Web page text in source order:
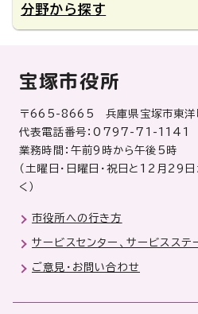
分野から探す
宝塚市役所
〒665-8665 兵庫県宝塚市東洋
代表電話番号：0797-71-1141
業務時間：午前9時から午後5時
（土曜日・日曜日・祝日と12月29
く）
市役所への行き方
サービスセンター、サービスステ
ご意見・お問い合わせ